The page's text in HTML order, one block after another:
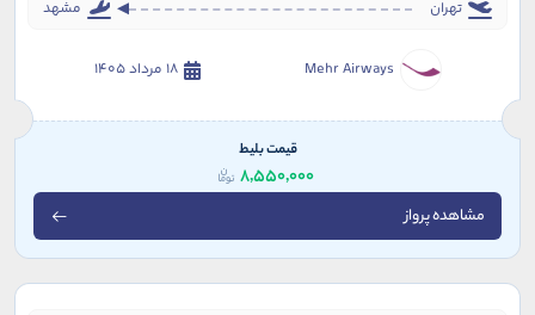
تهران مشهد
Mehr Airways 18 مرداد 1405
قیمت بلیط
8,550,000
مشاهده پرواز